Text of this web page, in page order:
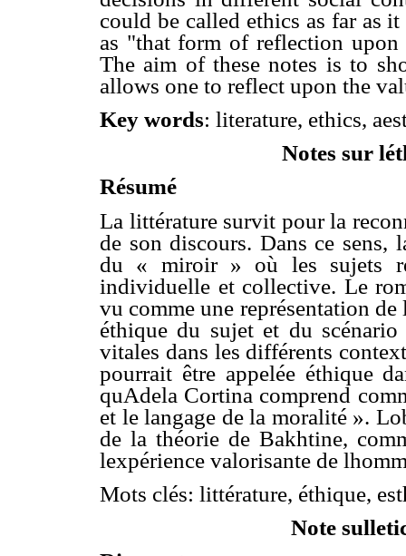
could be called ethics as far as
as "that form of reflection
The aim of these notes is to
allows one to reflect upon the
Key words: literature, ethics,
Notes sur
Résumé
La littérature survit pour la
de son discours. Dans ce sens,
du « miroir » où les sujets
individuelle et collective. Le
vu comme une représentation
éthique du sujet et du scénario
vitales dans les différents
pourrait être appelée éthique
quAdela Cortina comprend
et le langage de la moralité ».
de la théorie de Bakhtine,
lexpérience valorisante de
Mots clés: littérature, éthique,
Note